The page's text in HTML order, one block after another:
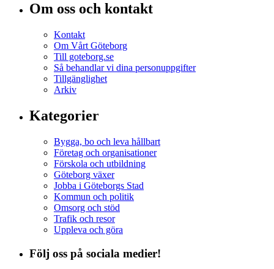
Om oss och kontakt
Kontakt
Om Vårt Göteborg
Till goteborg.se
Så behandlar vi dina personuppgifter
Tillgänglighet
Arkiv
Kategorier
Bygga, bo och leva hållbart
Företag och organisationer
Förskola och utbildning
Göteborg växer
Jobba i Göteborgs Stad
Kommun och politik
Omsorg och stöd
Trafik och resor
Uppleva och göra
Följ oss på sociala medier!